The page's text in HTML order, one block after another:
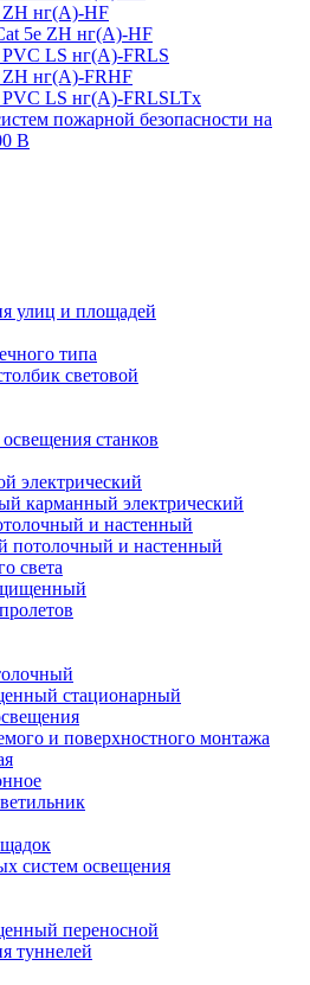
ZH нг(A)-HF
5e ZH нг(A)-HF
LS нг(A)-FRLS
нг(A)-FRHF
LS нг(A)-FRLSLTx
пожарной безопасности на
В
улиц и площадей
типа
световой
станков
электрический
карманный электрический
и настенный
потолочный и настенный
света
стационарный
и поверхностного монтажа
систем освещения
переносной
туннелей